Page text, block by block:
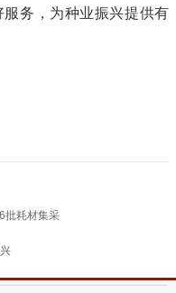
务，为种业振兴提供有
批耗材集采